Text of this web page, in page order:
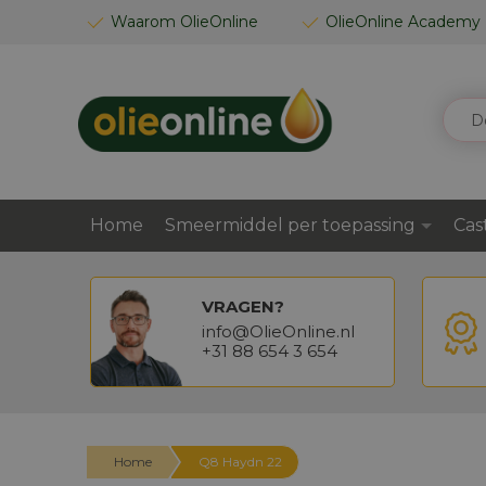
Waarom OlieOnline OlieOnline Academy
GA
ZOEK
Home Smeermiddel per toepassing
VRAGEN?
info@OlieOnline.nl
+31 88 654 3 654
Home Q8 Haydn 22